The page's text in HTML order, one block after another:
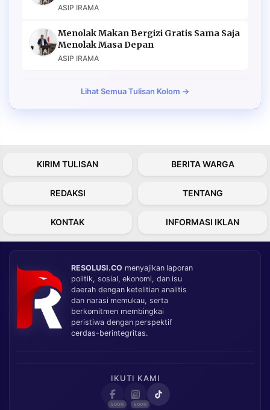
ASIP IRAMA
Menolak Makan Bergizi Gratis Sama Saja
Menolak Masa Depan
ASIP IRAMA
Lihat Semua Tulisan Kolom →
KIRIM TULISAN BERITA WARGA
REDAKSI TENTANG
KONTAK INFORMASI IKLAN
RESOLUSI.CO menyajikan laporan
politik, sosial, ekonomi, dan isu
daerah dengan ketelitian analitis
dan narasi memukau, serta
berkomitmen membingkai
peristiwa dengan perspektif
cerdas-berintegritas.
IKUTI KAMI